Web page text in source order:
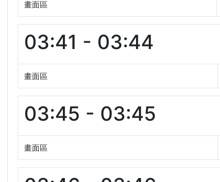
畫面區
03:41 - 03:44
畫面區
03:45 - 03:45
畫面區